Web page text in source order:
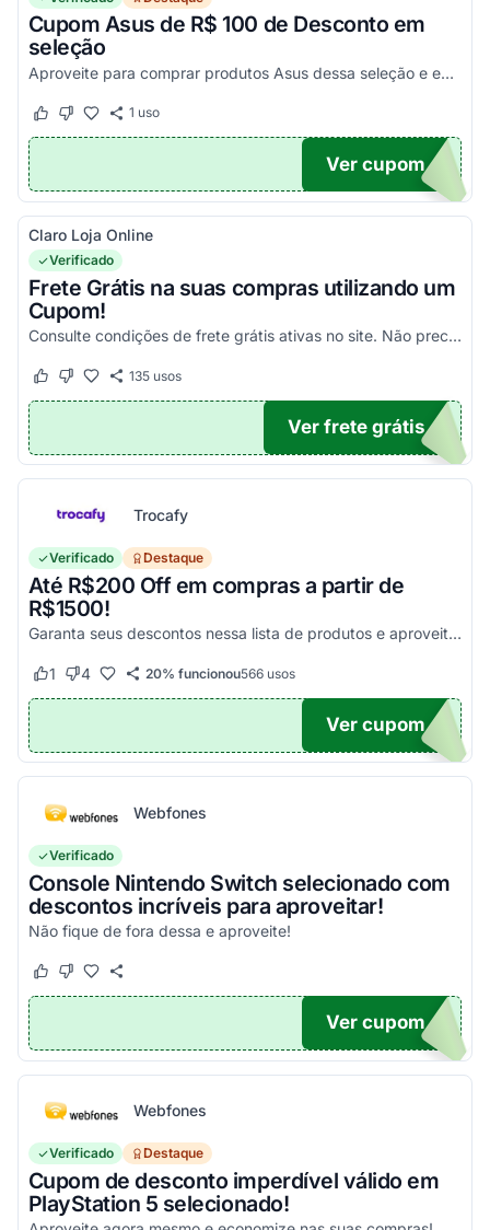
Cupom Asus de R$ 100 de Desconto em
seleção
Aproveite para comprar produtos Asus dessa seleção e economize! - E1504FA-NJ1287
Este cupom funcionou
Este cupom não funcionou
1 uso
100
Ver cupom
Claro Loja Online
Verificado
Frete Grátis na suas compras utilizando um
Cupom!
Consulte condições de frete grátis ativas no site. Não precisa aplicar código promocional Claro Loja!
Este cupom funcionou
Este cupom não funcionou
135usos
TICO
Ver frete grátis
Trocafy
Verificado Destaque
Até R$200 Off em compras a partir de
R$1500!
Garanta seus descontos nessa lista de produtos e aproveite para economizar agora mesmo! Válido para todo o site exceto em produtos com o selo "Estou Zerado"
Este cupom funcionou
1 Este cupom não funcionou
4 20% funcionou566usos
ONTO
Ver cupom
Webfones
Verificado
Console Nintendo Switch selecionado com
descontos incríveis para aproveitar!
Não fique de fora dessa e aproveite!
Este cupom funcionou
Este cupom não funcionou
O100
Ver cupom
Webfones
Verificado Destaque
Cupom de desconto imperdível válido em
PlayStation 5 selecionado!